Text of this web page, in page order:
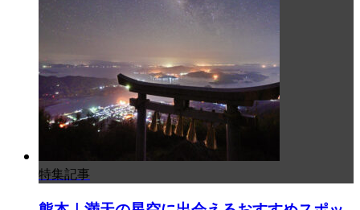
特集記事